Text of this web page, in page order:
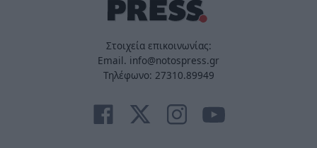
Στοιχεία επικοινωνίας:
Email. info@notospress.gr
Τηλέφωνο: 27310.89949